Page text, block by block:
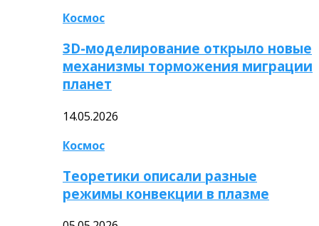
Космос
3D-моделирование открыло новые
механизмы торможения миграции
планет
14.05.2026
Космос
Теоретики описали разные
режимы конвекции в плазме